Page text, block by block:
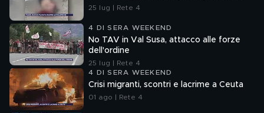
25 lug | Rete 4
4 DI SERA WEEKEND
No TAV in Val Susa, attacco alle forze
dell'ordine
25 lug | Rete 4
4 DI SERA WEEKEND
Crisi migranti, scontri e lacrime a Ceuta
01 ago | Rete 4